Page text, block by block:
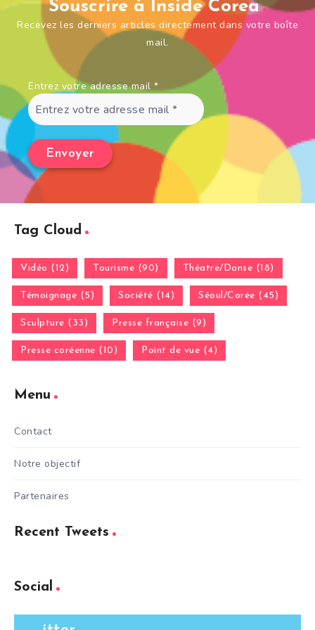
Souscrire à Inside Corea
Recevez les derniers articles directement dans votre boîte
mail.
Entrez votre adresse mail *
Tag Cloud
Vidéo (12) Tourisme (90) Théatre/Danse (18)
Témoignage (5) Société (14) Séoul/Corée (45)
Sculpture (33) Presse française (9)
Presse coréenne (10) Point de vue (4)
Menu
Contact
Notre objectif
Partenaires
Recent Tweets
Social